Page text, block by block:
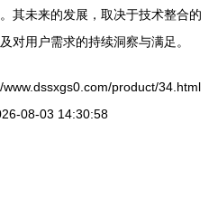
其未来的发展，取决于技术整合的
对用户需求的持续洞察与满足。
product/34.html
08-03 14:30:58